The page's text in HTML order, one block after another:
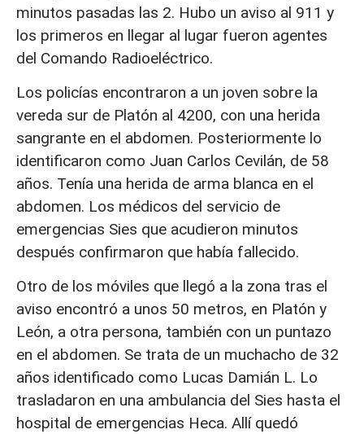
minutos pasadas las 2. Hubo un aviso al 911 y
los primeros en llegar al lugar fueron agentes
del Comando Radioeléctrico.
Los policías encontraron a un joven sobre la
vereda sur de Platón al 4200, con una herida
sangrante en el abdomen. Posteriormente lo
identificaron como Juan Carlos Cevilán, de 58
años. Tenía una herida de arma blanca en el
abdomen. Los médicos del servicio de
emergencias Sies que acudieron minutos
después confirmaron que había fallecido.
Otro de los móviles que llegó a la zona tras el
aviso encontró a unos 50 metros, en Platón y
León, a otra persona, también con un puntazo
en el abdomen. Se trata de un muchacho de 32
años identificado como Lucas Damián L. Lo
trasladaron en una ambulancia del Sies hasta el
hospital de emergencias Heca. Allí quedó